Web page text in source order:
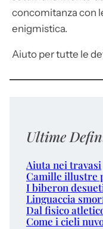
concomitanza con
enigmistica.
Aiuto per tutte le
Ultime
Aiuta nei travasi
Camille illustre
I biberon
Linguaccia
Dal fisico
Come i cieli